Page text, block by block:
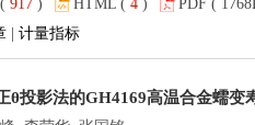
917 ) HTML ( 4 ) PDF (
计量指标
θ投影法的GH4169高温合金蠕变